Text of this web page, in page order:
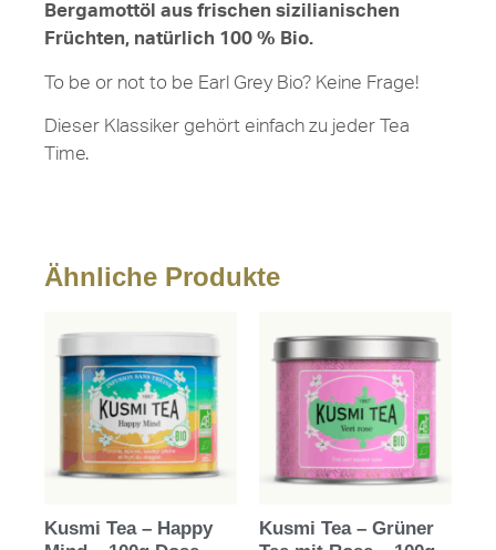
Bergamottöl aus frischen sizilianischen
Früchten, natürlich 100 % Bio.
To be or not to be Earl Grey Bio? Keine Frage!
Dieser Klassiker gehört einfach zu jeder Tea
Time.
Ähnliche Produkte
Kusmi Tea – Happy
Kusmi Tea – Grüner